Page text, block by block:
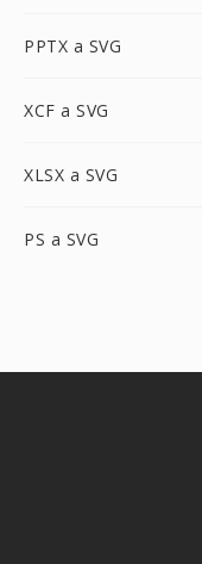
PPTX a SVG
XCF a SVG
XLSX a SVG
PS a SVG